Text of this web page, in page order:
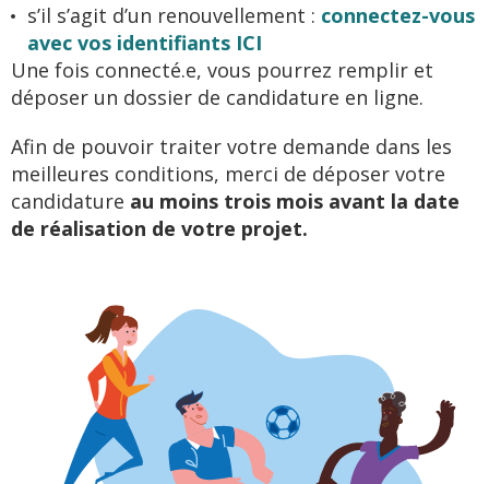
s’il s’agit d’un renouvellement : connectez-vous
avec vos identifiants ICI
Une fois connecté.e, vous pourrez remplir et
déposer un dossier de candidature en ligne.
Afin de pouvoir traiter votre demande dans les
meilleures conditions, merci de déposer votre
candidature au moins trois mois avant la date
de réalisation de votre projet.